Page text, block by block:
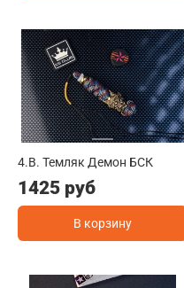
4.B. Темляк Демон БСК
1425 руб
В корзину